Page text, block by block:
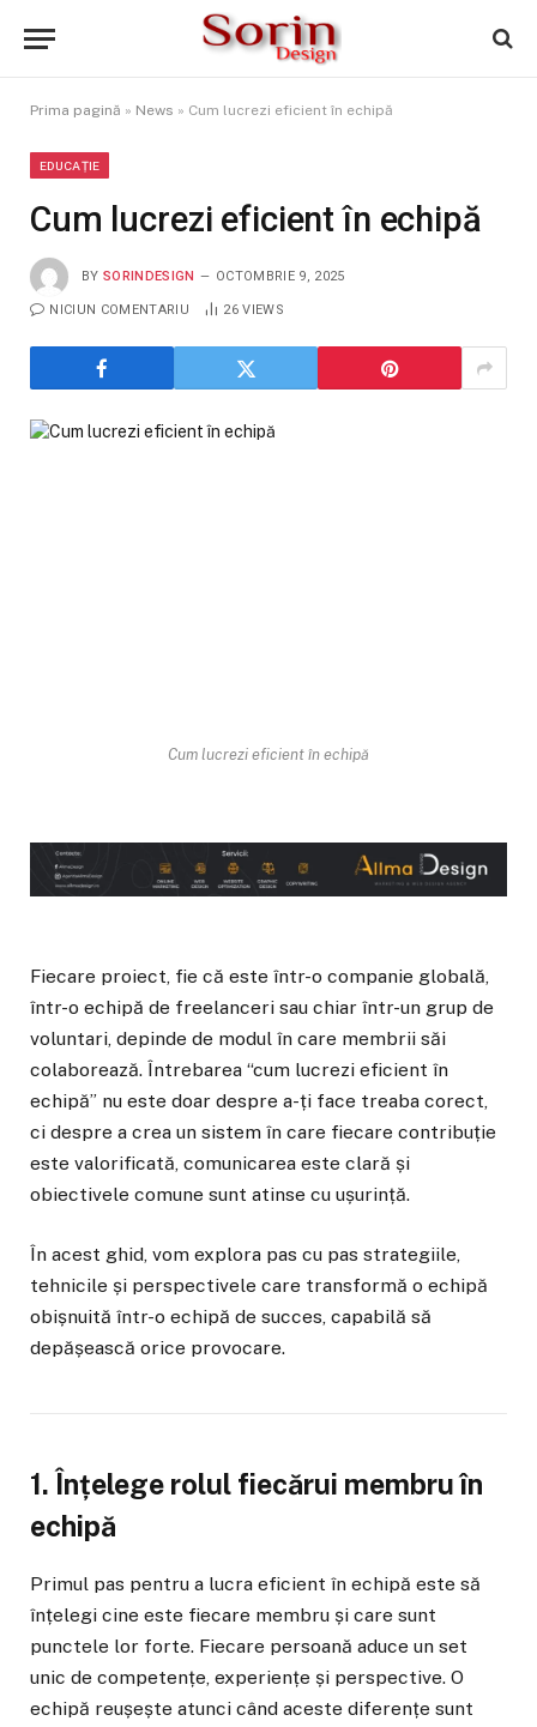
Prima pagină » News » Cum lucrezi eficient în echipă
EDUCAȚIE
Cum lucrezi eficient în echipă
BY SORINDESIGN OCTOMBRIE 9, 2025
NICIUN COMENTARIU 26VIEWS
Cum lucrezi eficient în echipă
Fiecare proiect, fie că este într-o companie globală,
într-o echipă de freelanceri sau chiar într-un grup de
voluntari, depinde de modul în care membrii săi
colaborează. Întrebarea “cum lucrezi eficient în
echipă” nu este doar despre a-ți face treaba corect,
ci despre a crea un sistem în care fiecare contribuție
este valorificată, comunicarea este clară și
obiectivele comune sunt atinse cu ușurință.
În acest ghid, vom explora pas cu pas strategiile,
tehnicile și perspectivele care transformă o echipă
obișnuită într-o echipă de succes, capabilă să
depășească orice provocare.
1. Înțelege rolul fiecărui membru în
echipă
Primul pas pentru a lucra eficient în echipă este să
înțelegi cine este fiecare membru și care sunt
punctele lor forte. Fiecare persoană aduce un set
unic de competențe, experiențe și perspective. O
echipă reușește atunci când aceste diferențe sunt